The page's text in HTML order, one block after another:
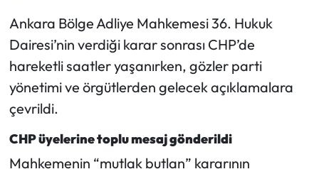
Ankara Bölge Adliye Mahkemesi 36. Hukuk
Dairesi’nin verdiği karar sonrası CHP’de
hareketli saatler yaşanırken, gözler parti
yönetimi ve örgütlerden gelecek açıklamalara
çevrildi.
CHP üyelerine toplu mesaj gönderildi
Mahkemenin “mutlak butlan” kararının
Ortaköy Haberleri
Osmancık Haberleri
Otomotiv
Resmi Reklam